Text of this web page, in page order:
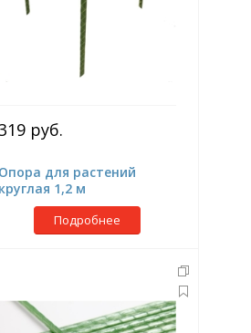
руб.
Опора для растений
круглая 1,2 м
Подробнее